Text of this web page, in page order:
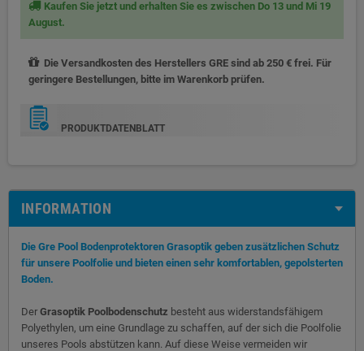
Kaufen Sie jetzt und erhalten Sie es zwischen Do 13 und Mi 19
August.
Die Versandkosten des Herstellers GRE sind ab 250 € frei. Für
geringere Bestellungen, bitte im Warenkorb prüfen.
PRODUKTDATENBLATT
INFORMATION
Die Gre Pool Bodenprotektoren Grasoptik geben zusätzlichen Schutz
für unsere Poolfolie und bieten einen sehr komfortablen, gepolsterten
Boden.
Der Grasoptik Poolbodenschutz besteht aus widerstandsfähigem
Polyethylen, um eine Grundlage zu schaffen, auf der sich die Poolfolie
unseres Pools abstützen kann. Auf diese Weise vermeiden wir